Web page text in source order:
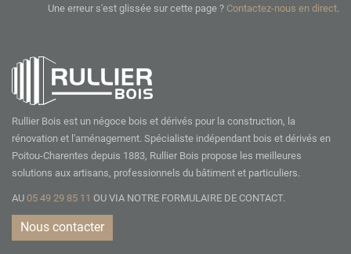
Une erreur s'est glissée sur cette page ? Contactez-nous en direct.
Rullier Bois est un négoce bois et dérivés pour la construction, la
rénovation et l'aménagement. Spécialiste indépendant bois et dérivés en
Poitou-Charentes depuis 1883, Rullier Bois propose les meilleures
solutions aux artisans, professionnels du bâtiment et particuliers.
AU 05 49 29 85 11 OU VIA NOTRE FORMULAIRE DE CONTACT.
Nous contacter